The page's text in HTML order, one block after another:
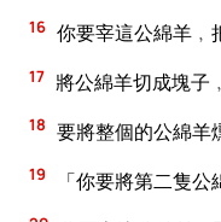
16 你要宰這公綿羊﹐
17 將公綿羊切成塊子
18 要將整個的公綿羊
19 「你要將第二隻